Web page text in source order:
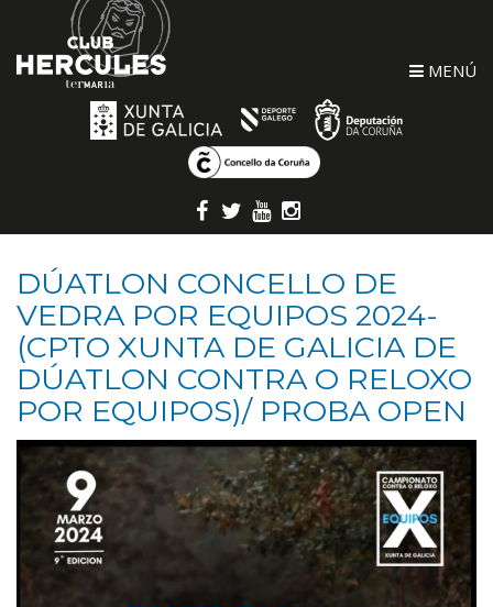
MENÚ
DÚATLON CONCELLO DE
VEDRA POR EQUIPOS 2024-
(CPTO XUNTA DE GALICIA DE
DÚATLON CONTRA O RELOXO
POR EQUIPOS)/ PROBA OPEN